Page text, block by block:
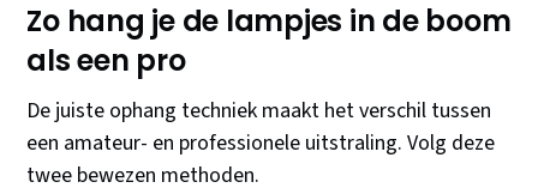
Zo hang je de lampjes in de boom
als een pro
De juiste ophang techniek maakt het verschil tussen
een amateur- en professionele uitstraling. Volg deze
twee bewezen methoden.